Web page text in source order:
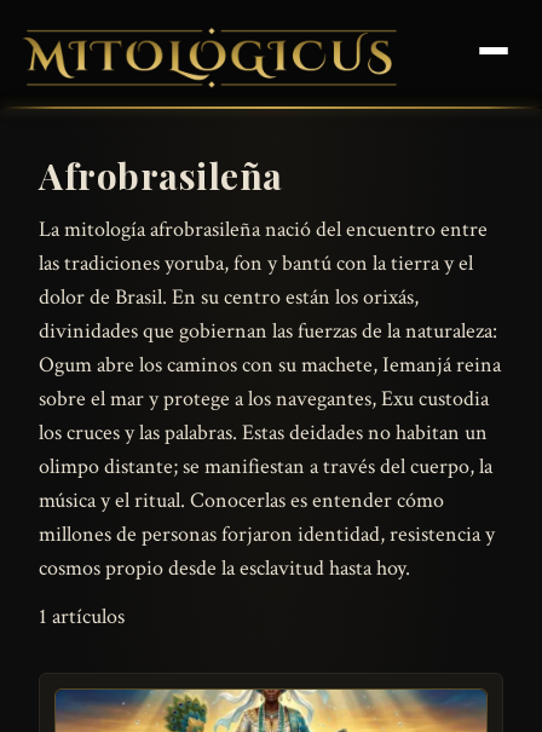
Afrobrasileña
La mitología afrobrasileña nació del encuentro entre
las tradiciones yoruba, fon y bantú con la tierra y el
dolor de Brasil. En su centro están los orixás,
divinidades que gobiernan las fuerzas de la naturaleza:
Ogum abre los caminos con su machete, Iemanjá reina
sobre el mar y protege a los navegantes, Exu custodia
los cruces y las palabras. Estas deidades no habitan un
olimpo distante; se manifiestan a través del cuerpo, la
música y el ritual. Conocerlas es entender cómo
millones de personas forjaron identidad, resistencia y
cosmos propio desde la esclavitud hasta hoy.
1 artículos